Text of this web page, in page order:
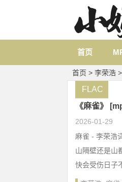
首页
首页 > 李荣浩
《麻雀》
2026-01-29
FLAC
麻雀 - 李荣浩
山隔壁还是山
快会受伤日子